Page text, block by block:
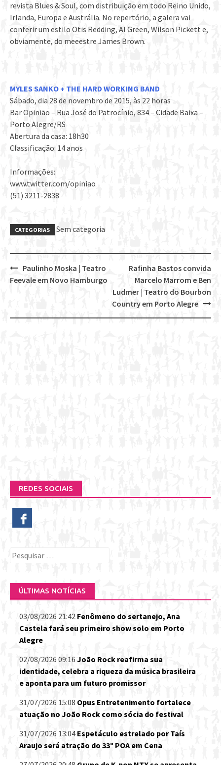
revista Blues & Soul, com distribuição em todo Reino Unido,
Irlanda, Europa e Austrália. No repertório, a galera vai
conferir um estilo Otis Redding, Al Green, Wilson Pickett e,
obviamente, do meeestre James Brown.
MYLES SANKO + THE HARD WORKING BAND
Sábado, dia 28 de novembro de 2015, às 22 horas
Bar Opinião – Rua José do Patrocínio, 834 – Cidade Baixa –
Porto Alegre/RS
Abertura da casa: 18h30
Classificação: 14 anos
Informações:
www.twitter.com/opiniao
(51) 3211-2838
CATEGORIAS Sem categoria
Post
Rafinha Bastos convida
Marcelo Marrom e Ben
Ludmer | Teatro do Bourbon
Country em Porto Alegre
Paulinho Moska | Teatro
Feevale em Novo Hamburgo
REDES SOCIAIS
Pesquisar
ÚLTIMAS NOTÍCIAS
03/08/2026 21:42 Fenômeno do sertanejo, Ana
Castela fará seu primeiro show solo em Porto
Alegre
02/08/2026 09:16 João Rock reafirma sua
identidade, celebra a riqueza da música brasileira
e aponta para um futuro promissor
31/07/2026 15:08 Opus Entretenimento fortalece
atuação no João Rock como sócia do festival
31/07/2026 13:04 Espetáculo estrelado por Taís
Araujo será atração do 33º POA em Cena